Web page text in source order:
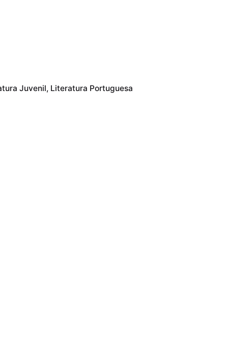
Juvenil Literatura Portuguesa